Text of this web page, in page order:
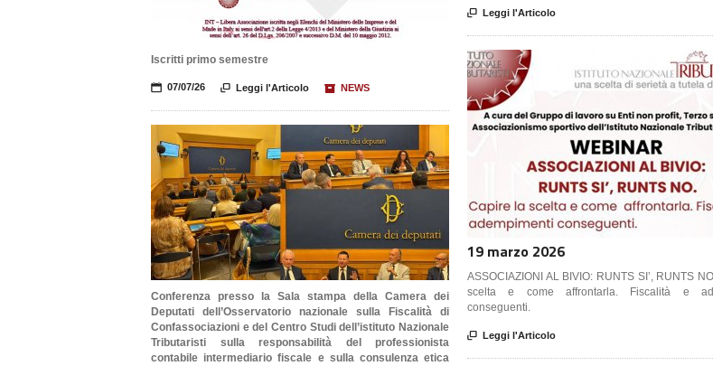
Iscritti primo semestre
📅 07/07/26  Leggi l'Articolo 📦 NEWS
Conferenza presso la Sala stampa della Camera dei
Deputati dell’Osservatorio nazionale sulla Fiscalità di
Confassociazioni e del Centro Studi dell’istituto Nazionale
Tributaristi sulla responsabilità del professionista
contabile intermediario fiscale e sulla consulenza etica
 Leggi l'Articolo
19 marzo 2026
ASSOCIAZIONI AL BIVIO: RUNTS SI’, RUNTS
scelta e come affrontarla. Fiscalità e
conseguenti.
 Leggi l'Articolo